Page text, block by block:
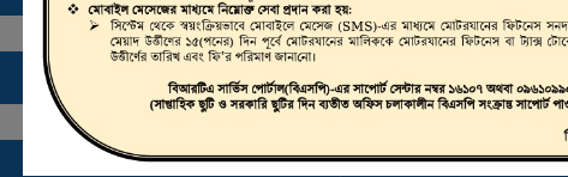
ই-ফিটনেস ফলাফল (VIC) দেখতে এখানে ক্লিক করুন
ই-ট্যাক্স টোকেন, ই-লাইসেন্স, ই-ফিটনেস ইত্যাদি যাচাইকরণ